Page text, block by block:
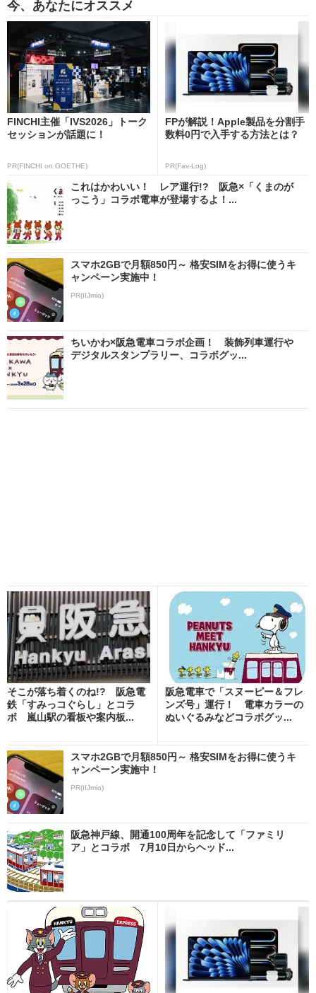
今、あなたにオススメ
FINCHI主催「IVS2026」トーク
セッションが話題に！
PR(FINCHI on GOETHE)
FPが解説！Apple製品を分割手
数料0円で入手する方法とは？
PR(Fav-Log)
これはかわいい！ レア運行!? 阪急×「くまのが
っこう」コラボ電車が登場するよ！...
スマホ2GBで月額850円～ 格安SIMをお得に使うキ
ャンペーン実施中！
PR(IIJmio)
ちいかわ×阪急電車コラボ企画！ 装飾列車運行や
デジタルスタンプラリー、コラボグッ...
そこが落ち着くのね!? 阪急電
鉄「すみっコぐらし」とコラ
ボ 嵐山駅の看板や案内板...
阪急電車で「スヌーピー＆フレ
ンズ号」運行！ 電車カラーの
ぬいぐるみなどコラボグッ...
スマホ2GBで月額850円～ 格安SIMをお得に使うキ
ャンペーン実施中！
PR(IIJmio)
阪急神戸線、開通100周年を記念して「ファミリ
ア」とコラボ 7月10日からヘッド...